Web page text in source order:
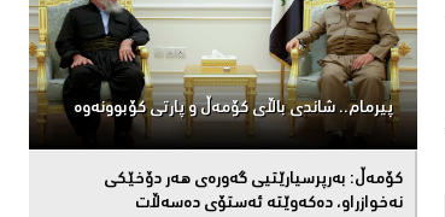
پیرمام.. شاندی باڵای كۆمه‌ڵ و پارتی كۆبوونه‌وه‌
كۆمەڵ: بەرپرسیارێتیی گەورەی هەر دۆخێکی
نەخوازراو، دەكەوێتە ئەستۆی دەسەڵات